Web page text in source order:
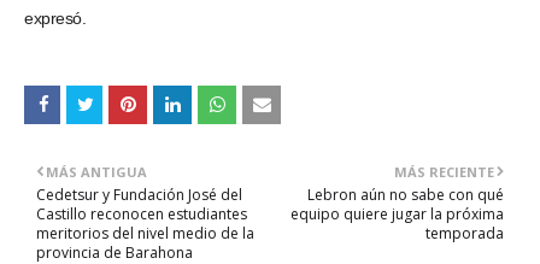
expresó.
MÁS RECIENTE
Lebron aún no sabe con qué
equipo quiere jugar la próxima
temporada
MÁS ANTIGUA
Cedetsur y Fundación José del
Castillo reconocen estudiantes
meritorios del nivel medio de la
provincia de Barahona